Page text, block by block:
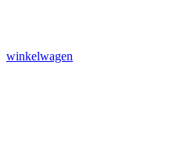
winkelwagen